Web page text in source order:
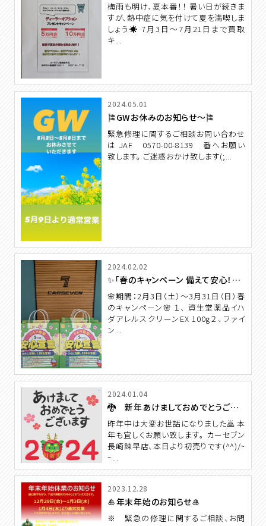
梅雨も明け、夏本番！！ 暑い日が続きま
すが、熱中症に気を付けて夏を満喫しま
しょう☀ 7月3日～7月21日まで買取
キ...
2024.05.01
🎏GWお休みのお知らせ～🎏
緊急修理に関するご相談お問い合わせ
は JAF 0570-00-8139 番へお願い
致します。 ご迷惑おかけ致します(;...
2024.02.02
✨「春のキャンペーン 備えて安心！日用品6点セットプレゼント」✨
🌸期間：2月3日（土）～3月31日（日）春
のキャンペーン🌸 １、 資生堂薬品イハ
ダアレルスクリーンEX 100g２、ファイ
ン...
2024.01.04
🐉 新年あけましておめでとうございます
昨年中は大変お世話になりました🙇 本
年も宜しくお願い致します。 カーセブン
長崎諫早店、本日より初売りです(^^)/~
~...
2023.12.28
🎍年末年始のお知らせ🎍
※ 緊急の修理に関するご相談、お問